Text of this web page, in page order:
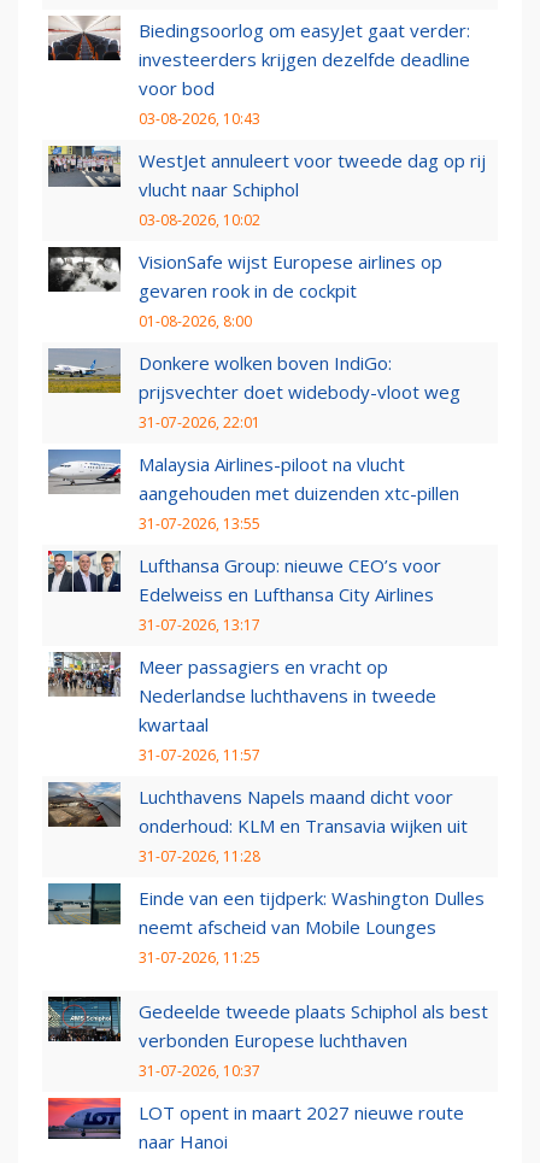
Biedingsoorlog om easyJet gaat verder:
investeerders krijgen dezelfde deadline
voor bod
03-08-2026, 10:43
WestJet annuleert voor tweede dag op rij
vlucht naar Schiphol
03-08-2026, 10:02
VisionSafe wijst Europese airlines op
gevaren rook in de cockpit
01-08-2026, 8:00
Donkere wolken boven IndiGo:
prijsvechter doet widebody-vloot weg
31-07-2026, 22:01
Malaysia Airlines-piloot na vlucht
aangehouden met duizenden xtc-pillen
31-07-2026, 13:55
Lufthansa Group: nieuwe CEO’s voor
Edelweiss en Lufthansa City Airlines
31-07-2026, 13:17
Meer passagiers en vracht op
Nederlandse luchthavens in tweede
kwartaal
31-07-2026, 11:57
Luchthavens Napels maand dicht voor
onderhoud: KLM en Transavia wijken uit
31-07-2026, 11:28
Einde van een tijdperk: Washington Dulles
neemt afscheid van Mobile Lounges
31-07-2026, 11:25
Gedeelde tweede plaats Schiphol als best
verbonden Europese luchthaven
31-07-2026, 10:37
LOT opent in maart 2027 nieuwe route
naar Hanoi